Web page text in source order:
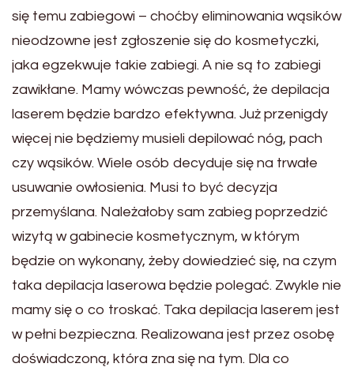
się temu zabiegowi – choćby eliminowania wąsików
nieodzowne jest zgłoszenie się do kosmetyczki,
jaka egzekwuje takie zabiegi. A nie są to zabiegi
zawikłane. Mamy wówczas pewność, że depilacja
laserem będzie bardzo efektywna. Już przenigdy
więcej nie będziemy musieli depilować nóg, pach
czy wąsików. Wiele osób decyduje się na trwałe
usuwanie owłosienia. Musi to być decyzja
przemyślana. Należałoby sam zabieg poprzedzić
wizytą w gabinecie kosmetycznym, w którym
będzie on wykonany, żeby dowiedzieć się, na czym
taka depilacja laserowa będzie polegać. Zwykle nie
mamy się o co troskać. Taka depilacja laserem jest
w pełni bezpieczna. Realizowana jest przez osobę
doświadczoną, która zna się na tym. Dla co